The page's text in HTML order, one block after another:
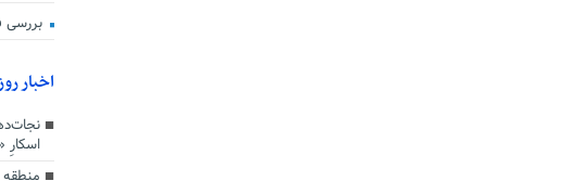
اخبار
اسکارِ